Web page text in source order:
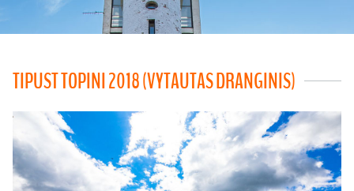
TIPUST TOPINI 2018 (VYTAUTAS DRANGINIS)